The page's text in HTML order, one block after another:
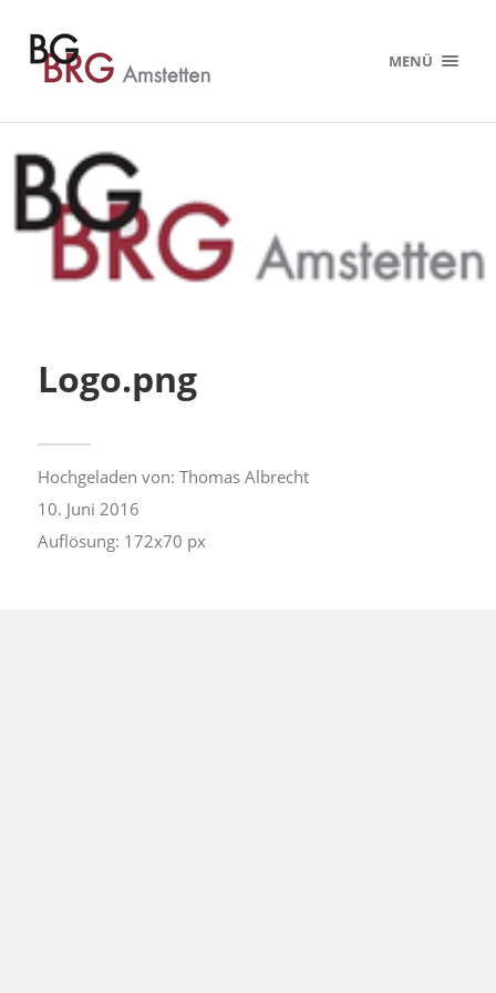
MENÜ
Logo.png
Hochgeladen von: Thomas Albrecht
10. Juni 2016
Auflösung: 172x70 px